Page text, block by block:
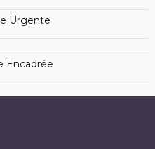
Urgente
Encadrée